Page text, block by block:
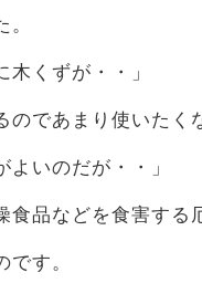
くずが・・」
であまり使いたく
いのだが・・」
品などを食害する
す。